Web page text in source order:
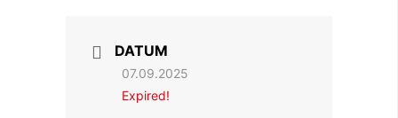
DATUM
07.09.2025
Expired!